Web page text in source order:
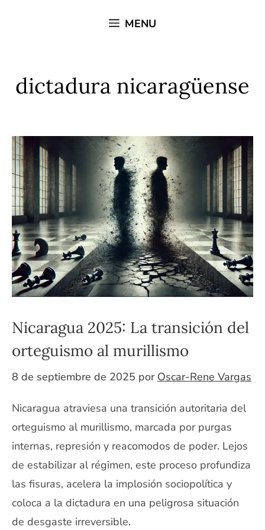
MENU
dictadura nicaragüense
Nicaragua 2025: La transición del
orteguismo al murillismo
8 de septiembre de 2025 por Oscar-Rene Vargas
Nicaragua atraviesa una transición autoritaria del
orteguismo al murillismo, marcada por purgas
internas, represión y reacomodos de poder. Lejos
de estabilizar al régimen, este proceso profundiza
las fisuras, acelera la implosión sociopolítica y
coloca a la dictadura en una peligrosa situación
de desgaste irreversible.